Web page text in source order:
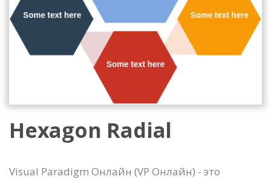
Hexagon Radial
Visual Paradigm Онлайн (VP Онлайн) - это